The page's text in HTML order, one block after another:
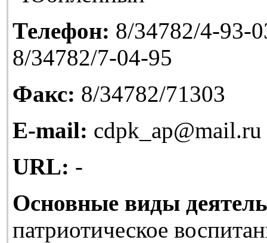
Телефон: 8/34782/4-93-
8/34782/7-04-95
Факс: 8/34782/71303
E-mail: cdpk_ap@mail.ru
URL: -
Основные виды
патриотическое